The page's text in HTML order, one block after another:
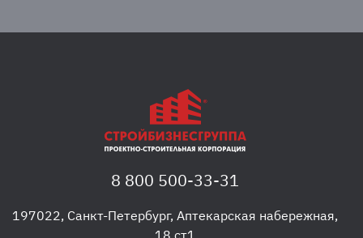
8 800 500-33-31
197022, Санкт-Петербург, Аптекарская набережная,